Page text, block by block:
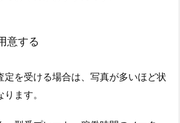
意する
定を受ける場合は、写真が多いほど状
ます。